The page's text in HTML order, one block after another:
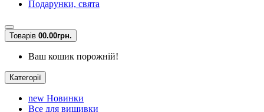
Подарунки, свята
Товарів 00.00грн.
Ваш кошик порожній!
Категорії
new Новинки
Все для вишивки